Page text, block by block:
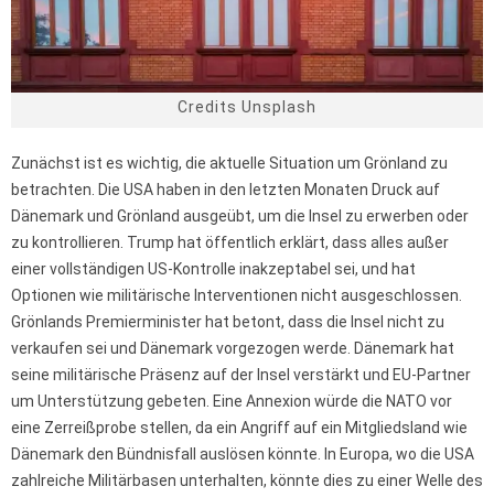
Credits Unsplash
Zunächst ist es wichtig, die aktuelle Situation um Grönland zu
betrachten. Die USA haben in den letzten Monaten Druck auf
Dänemark und Grönland ausgeübt, um die Insel zu erwerben oder
zu kontrollieren. Trump hat öffentlich erklärt, dass alles außer
einer vollständigen US-Kontrolle inakzeptabel sei, und hat
Optionen wie militärische Interventionen nicht ausgeschlossen.
Grönlands Premierminister hat betont, dass die Insel nicht zu
verkaufen sei und Dänemark vorgezogen werde. Dänemark hat
seine militärische Präsenz auf der Insel verstärkt und EU-Partner
um Unterstützung gebeten. Eine Annexion würde die NATO vor
eine Zerreißprobe stellen, da ein Angriff auf ein Mitgliedsland wie
Dänemark den Bündnisfall auslösen könnte. In Europa, wo die USA
zahlreiche Militärbasen unterhalten, könnte dies zu einer Welle des